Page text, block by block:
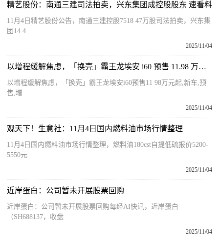
精艺股份：南通三建司法拍卖，兴东集团成控股股东 速看料
11月4日精艺股份公告，南通三建控股7518 47万股司法拍卖，兴东集
团14 4
2025/11/04
以增程缓解焦虑，「换壳」霸王龙埃安 i60 预售 11.98 万元起 关注
以增程缓解焦虑，「换壳」霸王龙埃安i60预售11 98万元起,新车,预
售,增
2025/11/04
观天下！生意社：11月4日国内燃料油市场行情整理
11月4日国内燃料油市场行情整理，燃料油180cst自提低硫报价5200-
5550元
2025/11/04
近岸蛋白：公司暂未开展股票回购
近岸蛋白：公司暂未开展股票回购每经AI快讯，近岸蛋白
（SH688137，收盘
2025/11/04